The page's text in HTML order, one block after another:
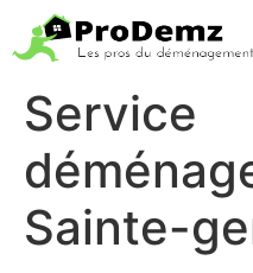
Service
Sainte-